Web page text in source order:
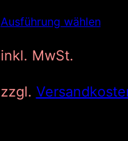
Ausführung wählen
inkl. MwSt.
zzgl.